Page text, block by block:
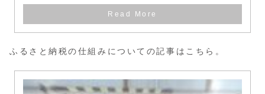
ふるさと納税の仕組みについての記事はこちら。